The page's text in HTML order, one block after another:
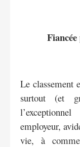
Le classement
surtout (et
employeur,
vie, à